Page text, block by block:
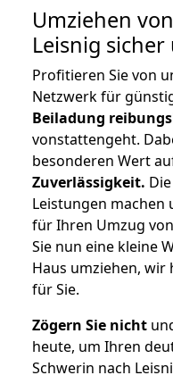
Umziehen von
Leisnig sicher
Profitieren Sie von
Netzwerk für
Beiladung
vonstattengeht.
besonderen Wert
Zuverlässigkeit.
Leistungen machen
für Ihren Umzug
Sie nun eine kleine
Haus umziehen, wir
für Sie.
Zögern Sie nicht
heute, um Ihren
Schwerin nach